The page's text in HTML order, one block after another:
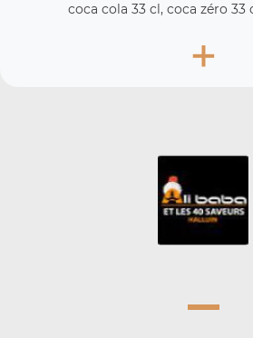
coca cola 33 cl, coca zéro 33
+